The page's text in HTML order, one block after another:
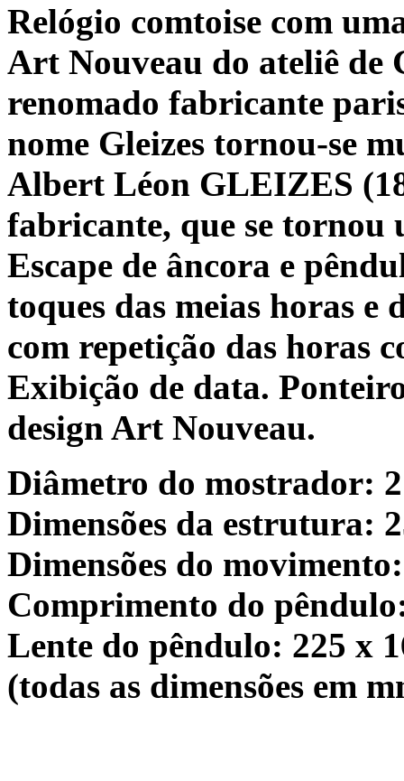
Relógio comtoise com
Art Nouveau do ateliê de
renomado fabricante
nome Gleizes tornou-se
Albert Léon GLEIZES
fabricante, que se tornou
Escape de âncora e
toques das meias horas e
com repetição das horas
Exibição de data.
design Art Nouveau.
Diâmetro do mostrador:
Dimensões da estrutura:
Dimensões do
Comprimento do
Lente do pêndulo: 225 x
(todas as dimensões em